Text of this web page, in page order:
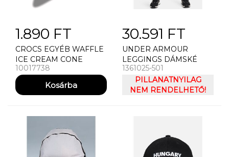
1.890 FT
CROCS EGYÉB WAFFLE
ICE CREAM CONE
10017738
30.591 FT
UNDER ARMOUR
LEGGINGS DÁMSKÉ
KOMPRESNÍ LEGÍNY
UNDER ARMOUR RUSH
TONAL LEG NS
1361025-501
PILLANATNYILAG
NEM RENDELHETŐ!